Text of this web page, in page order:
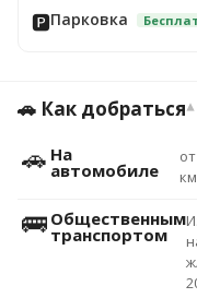
🅿️Парковка
🚗 Как добраться▾
🚗 На
автомобиле
км
🚌 Общественным
транспортом